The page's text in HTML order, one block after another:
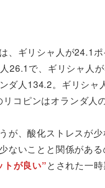
、ギリシャ人が24.1
26.1で、ギリシャ人が
ダ人134.2。ギリシャ
コピンはオランダ人の
が、酸化ストレスが
いことと関係がある
トが良い”とされた一